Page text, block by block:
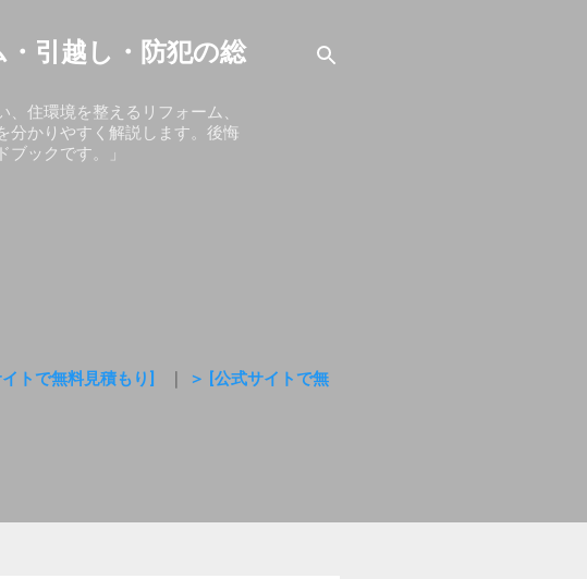
引越し・防犯の総
住環境を整えるリフォーム、
分かりやすく解説します。後悔
ックです。」
トで無料見積もり]
＞ [公式サイトで無